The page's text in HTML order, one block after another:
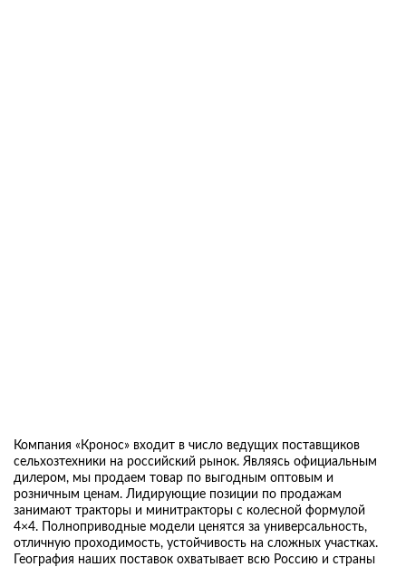
Компания «Кронос» входит в число ведущих поставщиков
сельхозтехники на российский рынок. Являясь официальным
дилером, мы продаем товар по выгодным оптовым и
розничным ценам. Лидирующие позиции по продажам
занимают тракторы и минитракторы с колесной формулой
4×4. Полноприводные модели ценятся за универсальность,
отличную проходимость, устойчивость на сложных участках.
География наших поставок охватывает всю Россию и страны